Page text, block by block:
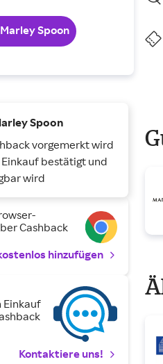
Spoon
Spoon
vorgemerkt wird
bestätigt und
wird
Cashback
hinzufügen
Einkauf
Kontaktiere uns!